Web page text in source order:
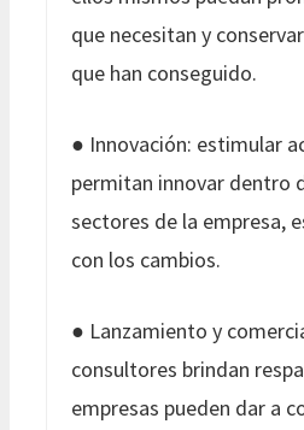
que necesitan y
que han conseguido.
● Innovación: estimular
permitan innovar dentro
sectores de la empresa,
con los cambios.
● Lanzamiento y
consultores brindan
empresas pueden dar a